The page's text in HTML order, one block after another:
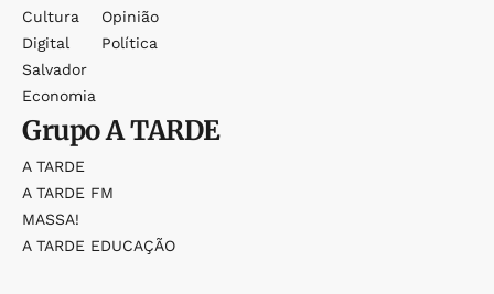
Cultura
Digital
Salvador
Economia
Opinião
Política
GrupoA TARDE
A TARDE
A TARDE FM
MASSA!
A TARDE EDUCAÇÃO